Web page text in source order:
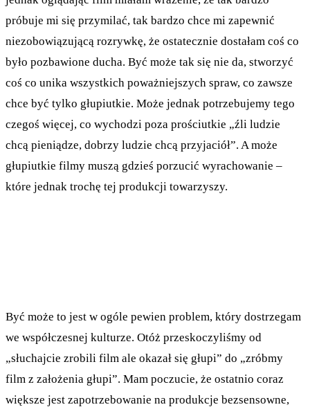
próbuje mi się przymilać, tak bardzo chce mi zapewnić
niezobowiązującą rozrywkę, że ostatecznie dostałam coś co
było pozbawione ducha. Być może tak się nie da, stworzyć
coś co unika wszystkich poważniejszych spraw, co zawsze
chce być tylko głupiutkie. Może jednak potrzebujemy tego
czegoś więcej, co wychodzi poza prościutkie „źli ludzie
chcą pieniądze, dobrzy ludzie chcą przyjaciół”. A może
głupiutkie filmy muszą gdzieś porzucić wyrachowanie –
które jednak trochę tej produkcji towarzyszy.
Być może to jest w ogóle pewien problem, który dostrzegam
we współczesnej kulturze. Otóż przeskoczyliśmy od
„słuchajcie zrobili film ale okazał się głupi” do „zróbmy
film z założenia głupi”. Mam poczucie, że ostatnio coraz
większe jest zapotrzebowanie na produkcje bezsensowne,